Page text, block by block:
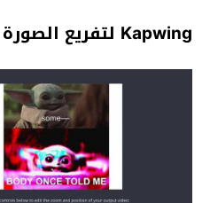
Kapwing لتفريع الصورة من الخلفية